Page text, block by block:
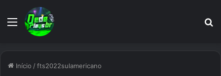
Menu
Início /fts2022sulamericano